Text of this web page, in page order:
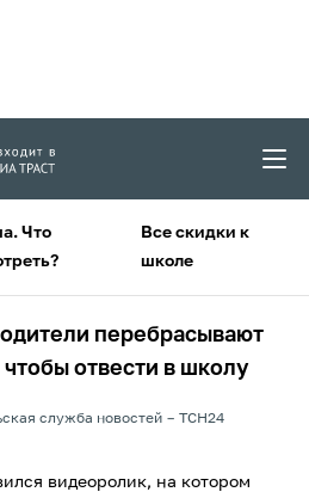
Что
Все скидки к
школе
перебрасывают
отвести в школу
служба новостей ТСН24
видеоролик, на котором